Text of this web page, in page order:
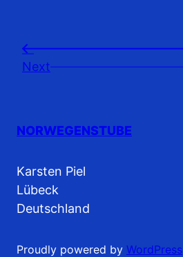
←
Next
NORWEGENSTUBE
Karsten Piel
Lübeck
Deutschland
Proudly powered by WordPress